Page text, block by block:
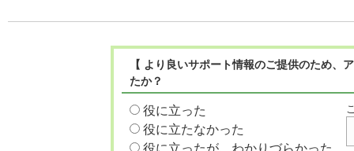
【 より良いサポート情報のご提供のため
たか？
役に立った
役に立たなかった
役に立ったが、わかりづらかった